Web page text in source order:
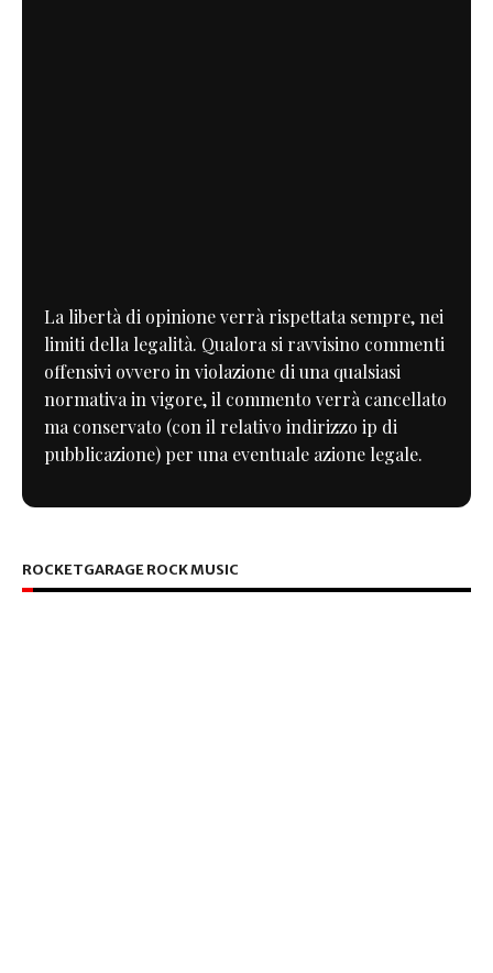
La libertà di opinione verrà rispettata sempre, nei
limiti della legalità. Qualora si ravvisino commenti
offensivi ovvero in violazione di una qualsiasi
normativa in vigore, il commento verrà cancellato
ma conservato (con il relativo indirizzo ip di
pubblicazione) per una eventuale azione legale.
ROCKETGARAGE ROCK MUSIC